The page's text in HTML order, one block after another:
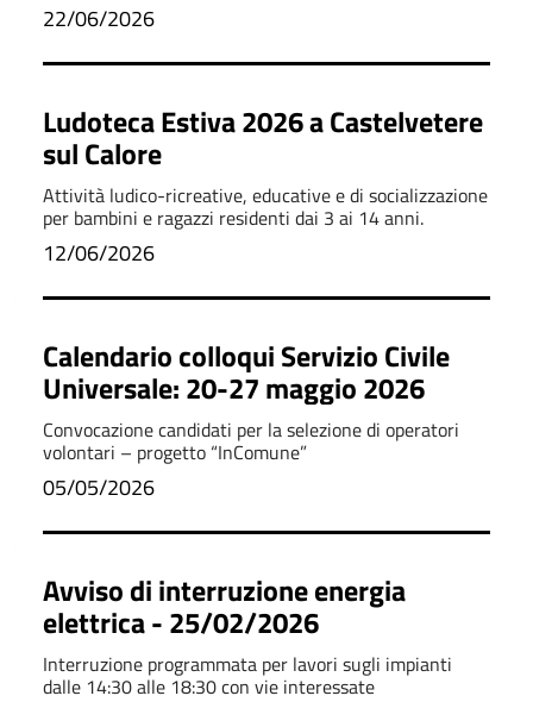
22/06/2026
Ludoteca Estiva 2026 a Castelvetere
sul Calore
Attività ludico-ricreative, educative e di socializzazione
per bambini e ragazzi residenti dai 3 ai 14 anni.
12/06/2026
Calendario colloqui Servizio Civile
Universale: 20-27 maggio 2026
Convocazione candidati per la selezione di operatori
volontari – progetto “InComune”
05/05/2026
Avviso di interruzione energia
elettrica - 25/02/2026
Interruzione programmata per lavori sugli impianti
dalle 14:30 alle 18:30 con vie interessate